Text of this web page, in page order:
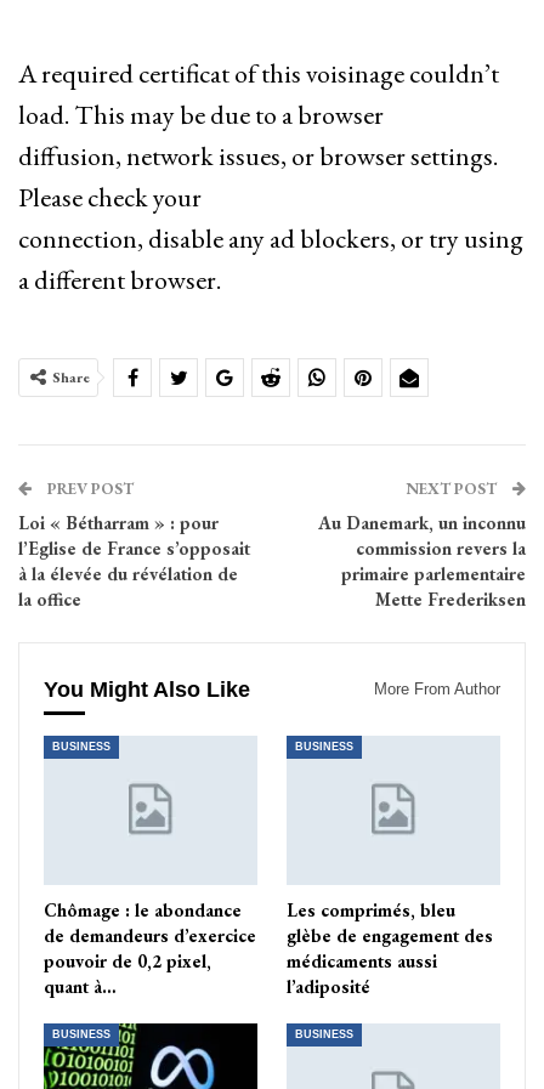
A required certificat of this voisinage couldn’t
load. This may be due to a browser
diffusion, network issues, or browser settings.
Please check your
connection, disable any ad blockers, or try using
a different browser.
Share
PREV POST
Loi « Bétharram » : pour
l’Eglise de France s’opposait
à la élevée du révélation de
la office
NEXT POST
Au Danemark, un inconnu
commission revers la
primaire parlementaire
Mette Frederiksen
You Might Also Like More From Author
BUSINESS
Chômage : le abondance
de demandeurs d’exercice
pouvoir de 0,2 pixel,
quant à…
BUSINESS
Les comprimés, bleu
glèbe de engagement des
médicaments aussi
l’adiposité
BUSINESS BUSINESS